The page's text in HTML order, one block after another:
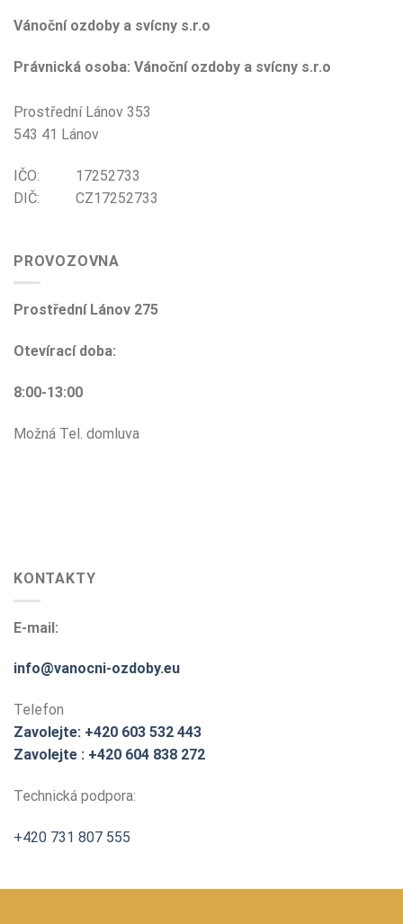
Vánoční ozdoby a svícny s.r.o
Právnická osoba: Vánoční ozdoby a svícny s.r.o
Prostřední Lánov 353
543 41 Lánov
IČO: 17252733
DIČ: CZ17252733
PROVOZOVNA
Prostřední Lánov 275
Otevírací doba:
8:00-13:00
Možná Tel. domluva
KONTAKTY
E-mail:
info@vanocni-ozdoby.eu
Telefon
Zavolejte: +420 603 532 443
Zavolejte : +420 604 838 272
Technická podpora:
+420 731 807 555